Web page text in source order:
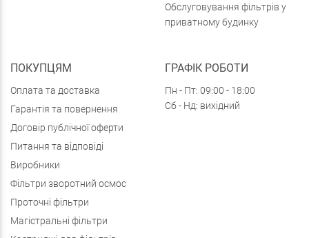
Обслуговування фільтрів у
приватному будинку
ПОКУПЦЯМ
Оплата та доставка
Гарантія та повернення
Договір публічної оферти
Питання та відповіді
Виробники
Фільтри зворотний осмос
Проточні фільтри
Магістральні фільтри
ГРАФІК РОБОТИ
Пн - Пт: 09:00 - 18:00
Сб - Нд: вихідний